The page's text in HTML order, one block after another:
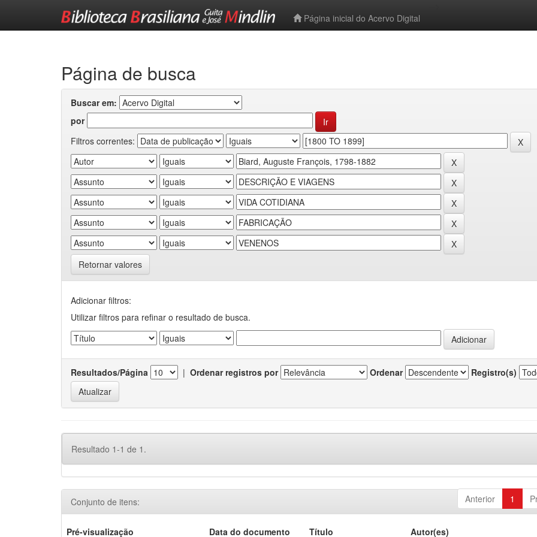
Página inicial do Acervo Digital
Página de busca
Buscar em:
por
Filtros correntes:
Retornar valores
Adicionar filtros:
Utilizar filtros para refinar o resultado de busca.
Resultados/Página | Ordenar registros por Ordenar Registro(s)
Resultado 1-1 de 1.
Anterior 1
Conjunto de itens:
Pré-visualização Data do documento Título Autor(es)